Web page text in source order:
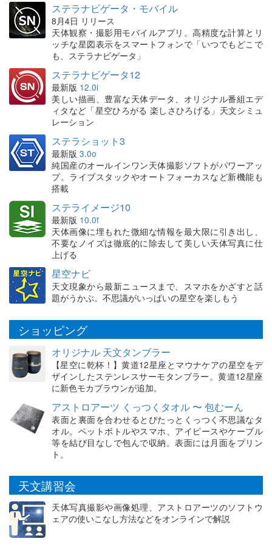
ステラナビゲータ・モバイル
8月4日 リリース
天体観察・撮影用モバイルアプリ。高精度な計算とリ
ッチな星図表示をスマートフォンで「いつでもどこで
も、ステラナビゲータ」
ステラナビゲータ12
最新版 12.0i
美しい描画、豊富な天体データ、オリジナル番組エデ
ィタなど「星空ひろがる 楽しさひろげる」天文シミュ
レーション
ステラショット3
最新版 3.0o
純国産のオールインワン天体撮影ソフトがパワーアッ
プ。ライブスタックやオートフォーカスなど新機能も
搭載
ステライメージ10
最新版 10.0f
天体画像に埋もれた微細な情報を最大限に引き出し、
不要なノイズは徹底的に除去して美しい天体写真に仕
上げる
星空ナビ
天文現象から最新ニュースまで、スマホをかざすと話
題がうかぶ。不思議がいっぱいの星空を楽しもう
ショッピング
オリジナル 天文タンブラー
【星空に乾杯！】黄道12星座とマウナケアの星空をデ
ザインしたステンレスサーモタンブラー。黄道12星座
に新色モカブラウンが追加。
アストロアーツ くっつくタオル 〜 包むーん
表面と裏面を合わせるとぴたっとくっつく不思議なタ
オル。ペットボトルやスマホ、アイピースやケーブル
等を結び目なしで包んで収納。表面には月面をプリン
ト。
天文講習会
天体写真撮影や画像処理、アストロアーツのソフトウ
ェアの使いこなし方法などをオンラインで解説